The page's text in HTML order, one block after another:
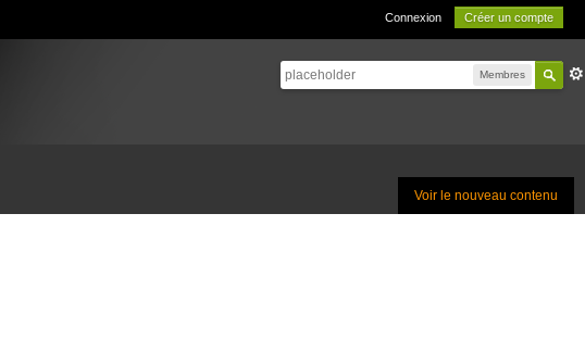
Connexion Créer un compte
Membres
Voir le nouveau contenu